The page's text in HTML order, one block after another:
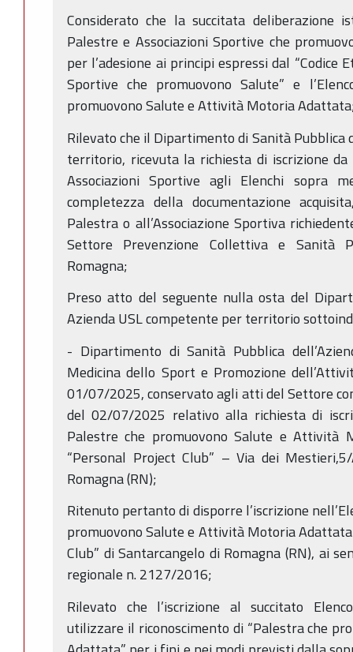
Considerato che la succitata deliberazione
Palestre e Associazioni Sportive che
per l’adesione ai principi espressi dal “Codice
Sportive che promuovono Salute” e
promuovono Salute e Attività Motoria
Rilevato che il Dipartimento di Sanità Pubblica
territorio, ricevuta la richiesta di iscrizione
Associazioni Sportive agli Elenchi sopra
completezza della documentazione
Palestra o all’Associazione Sportiva
Settore Prevenzione Collettiva e Sanità
Romagna;
Preso atto del seguente nulla osta del
Azienda USL competente per territorio
- Dipartimento di Sanità Pubblica
Medicina dello Sport e Promozione
01/07/2025, conservato agli atti del Settore
del 02/07/2025 relativo alla richiesta di
Palestre che promuovono Salute e Attività
“Personal Project Club” – Via dei
Romagna (RN);
Ritenuto pertanto di disporre l’iscrizione
promuovono Salute e Attività Motoria
Club” di Santarcangelo di Romagna (RN), ai
regionale n. 2127/2016;
Rilevato che l’iscrizione al succitato
utilizzare il riconoscimento di “Palestra che